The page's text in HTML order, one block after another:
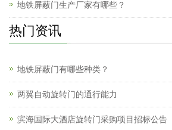
地铁屏蔽门生产厂家有哪些？
热门资讯
地铁屏蔽门有哪些种类？
两翼自动旋转门的通行能力
滨海国际大酒店旋转门采购项目招标公告